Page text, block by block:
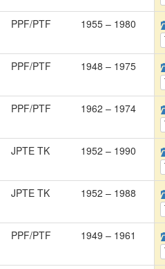
PPF/PTF 1955 – 1980
PPF/PTF 1948 – 1975
PPF/PTF 1962 – 1974
JPTE TK 1952 – 1990
JPTE TK 1952 – 1988
PPF/PTF 1949 – 1961